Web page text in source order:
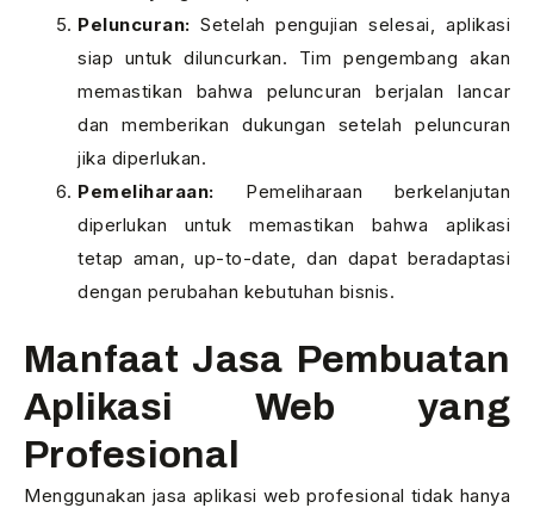
Peluncuran: Setelah pengujian selesai, aplikasi
siap untuk diluncurkan. Tim pengembang akan
memastikan bahwa peluncuran berjalan lancar
dan memberikan dukungan setelah peluncuran
jika diperlukan.
Pemeliharaan: Pemeliharaan berkelanjutan
diperlukan untuk memastikan bahwa aplikasi
tetap aman, up-to-date, dan dapat beradaptasi
dengan perubahan kebutuhan bisnis.
Manfaat Jasa Pembuatan
Aplikasi Web yang
Profesional
Menggunakan jasa aplikasi web profesional tidak hanya